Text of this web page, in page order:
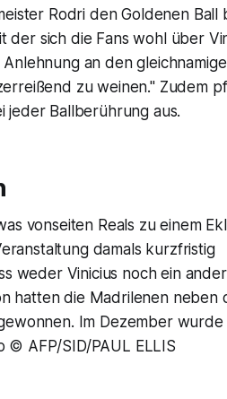
Rodri den Goldenen Ball
der sich die Fans wohl über
an den
zu weinen." Zudem
jeder Ballberührung aus.
vonseiten Reals zu einem
damals kurzfristig
weder Vinicius noch ein
hatten die Madrilenen neben
Im Dezember wurde
© AFP/SID/PAUL ELLIS